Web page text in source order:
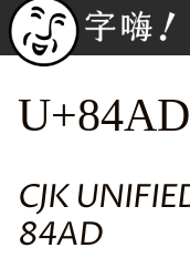
U+84AD
CJK
84AD